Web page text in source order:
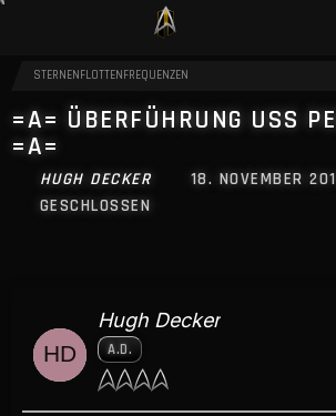
STERNENFLOTTENFREQUENZEN
=A= ÜBERFÜHRUNG USS
=A=
HUGH DECKER
18. NOVEMBER
GESCHLOSSEN
Hugh Decker
A.D.